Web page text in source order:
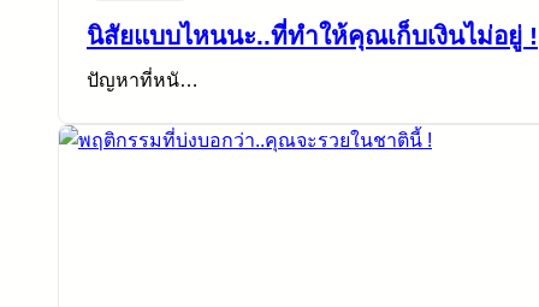
นิสัยแบบไหนนะ..ที่ทำให้คุณเก็บเงินไม่อยู่ !
ปัญหาที่หนั…